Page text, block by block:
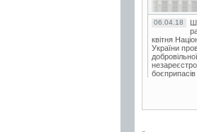
06.04.18
квітня
України